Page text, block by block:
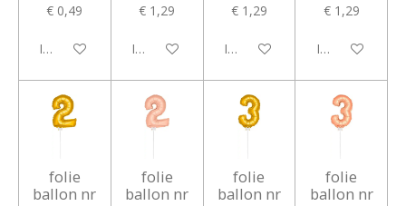
€ 0,49
In winkelwagen
€ 1,29
In winkelwagen
€ 1,29
In winkelwagen
€ 1,29
In winkelwagen
folie
ballon nr
folie
ballon nr
folie
ballon nr
folie
ballon nr